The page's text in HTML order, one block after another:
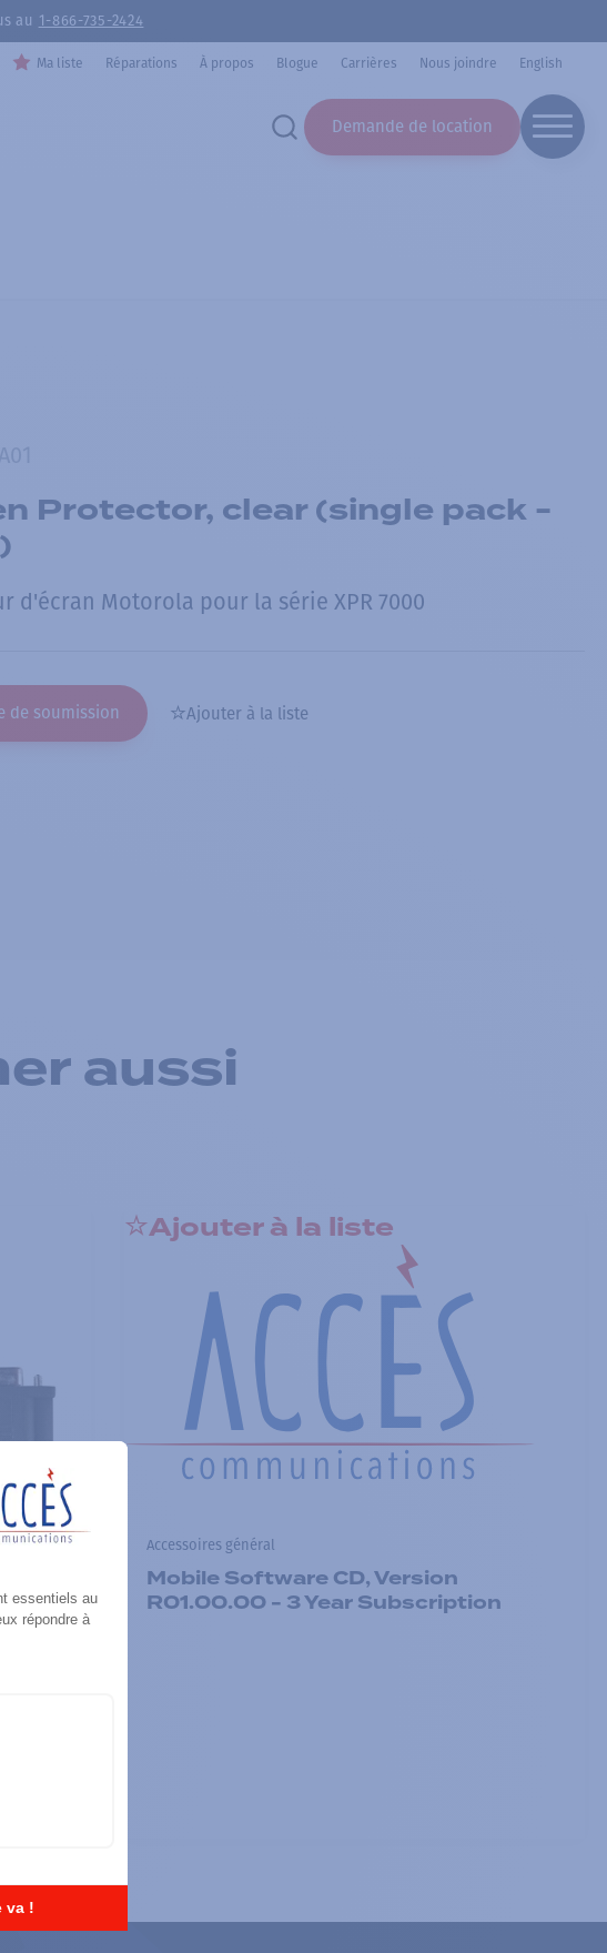
au 1-866-735-2424
Ma liste Réparations À propos Blogue Carrières Nous joindre English
Demande de location
Protector, clear (single pack -
d'écran Motorola pour la série XPR 7000
de soumission Ajouter à la liste
aussi
Ajouter à la liste
Accessoires général
Mobile Software CD, Version
R01.00.00 - 3 Year Subscription